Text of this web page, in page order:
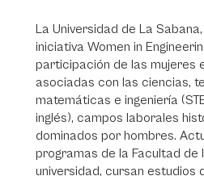
La Universidad de La
iniciativa Women in
participación de las mujeres
asociadas con las ciencias,
matemáticas e ingeniería
inglés), campos laborales
dominados por hombres.
programas de la Facultad de
universidad, cursan estudios